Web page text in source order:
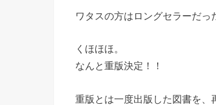
ワタスの方はロングセラーだっ
くほほほ。
なんと重版決定！！
重版とは一度出版した図書を、